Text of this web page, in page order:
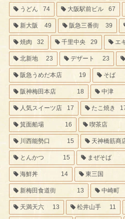
うどん 74 大阪駅前ビル 67
新大阪 49 阪急三番街 39
焼肉 32 千里中央 29 エ
北新地 23 デザート 23
阪急うめだ本店 19 そば
阪神梅田本店 18 中津
人気スイーツ店 17 たこ焼き
箕面船場 16 喫茶店
川西能勢口 15 天神橋筋商
とんかつ 15 まぜそば
海鮮丼 14 東三国
新梅田食道街 13 中崎町
天満天六 13 松井山手 11